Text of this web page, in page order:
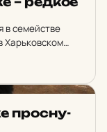
в семействе
Харьковском
и в этом…
прос­ну­